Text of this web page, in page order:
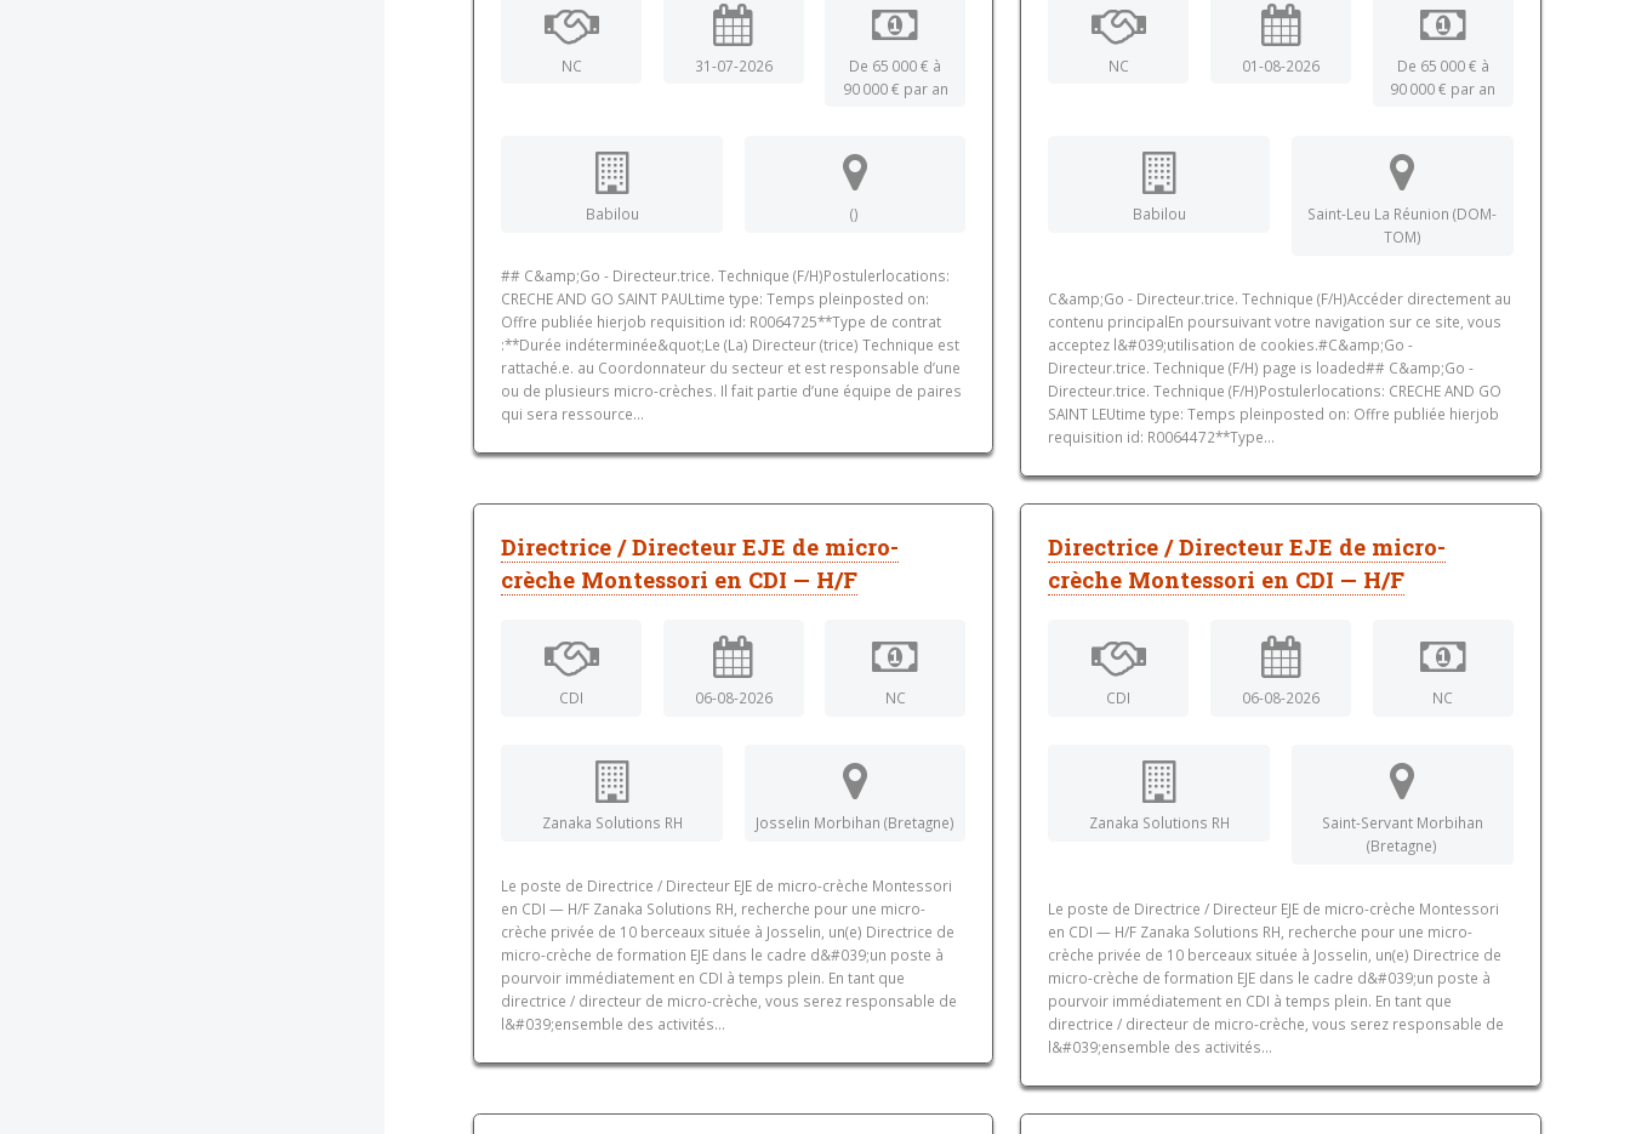
NC 31-07-2026
De 65 000 € à
90 000 € par an
Babilou ()
## C&amp;Go - Directeur.trice. Technique (F/H)Postulerlocations:
CRECHE AND GO SAINT PAULtime type: Temps pleinposted on:
Offre publiée hierjob requisition id: R0064725**Type de contrat
:**Durée indéterminée&quot;Le (La) Directeur (trice) Technique est
rattaché.e. au Coordonnateur du secteur et est responsable d’une
ou de plusieurs micro-crèches. Il fait partie d’une équipe de paires
qui sera ressource...
NC 01-08-2026
De 65 000 € à
90 000 € par an
Babilou
Saint-Leu La Réunion (DOM-
TOM)
C&amp;Go - Directeur.trice. Technique (F/H)Accéder directement au
contenu principalEn poursuivant votre navigation sur ce site, vous
acceptez l&#039;utilisation de cookies.#C&amp;Go -
Directeur.trice. Technique (F/H) page is loaded## C&amp;Go -
Directeur.trice. Technique (F/H)Postulerlocations: CRECHE AND GO
SAINT LEUtime type: Temps pleinposted on: Offre publiée hierjob
requisition id: R0064472**Type...
Directrice / Directeur EJE de micro-
crèche Montessori en CDI — H/F
CDI 06-08-2026 NC
Zanaka Solutions RH Josselin Morbihan (Bretagne)
Le poste de Directrice / Directeur EJE de micro-crèche Montessori
en CDI — H/F Zanaka Solutions RH, recherche pour une micro-
crèche privée de 10 berceaux située à Josselin, un(e) Directrice de
micro-crèche de formation EJE dans le cadre d&#039;un poste à
pourvoir immédiatement en CDI à temps plein. En tant que
directrice / directeur de micro-crèche, vous serez responsable de
l&#039;ensemble des activités...
Directrice / Directeur EJE de micro-
crèche Montessori en CDI — H/F
CDI 06-08-2026 NC
Zanaka Solutions RH
Saint-Servant Morbihan
(Bretagne)
Le poste de Directrice / Directeur EJE de micro-crèche Montessori
en CDI — H/F Zanaka Solutions RH, recherche pour une micro-
crèche privée de 10 berceaux située à Josselin, un(e) Directrice de
micro-crèche de formation EJE dans le cadre d&#039;un poste à
pourvoir immédiatement en CDI à temps plein. En tant que
directrice / directeur de micro-crèche, vous serez responsable de
l&#039;ensemble des activités...